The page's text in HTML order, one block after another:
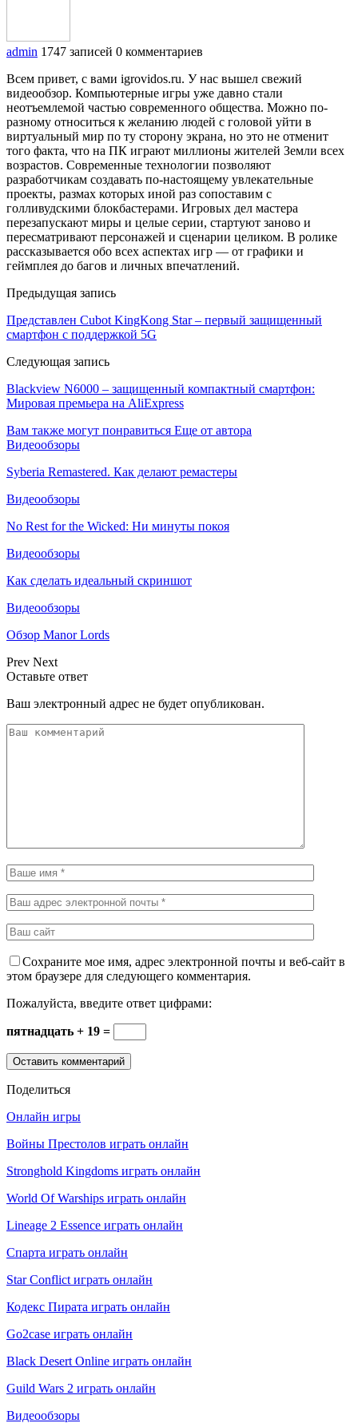
admin 1747 записей 0 комментариев
Всем привет, с вами igrovidos.ru. У нас вышел свежий
видеообзор. Компьютерные игры уже давно стали
неотъемлемой частью современного общества. Можно по-
разному относиться к желанию людей с головой уйти в
виртуальный мир по ту сторону экрана, но это не отменит
того факта, что на ПК играют миллионы жителей Земли всех
возрастов. Современные технологии позволяют
разработчикам создавать по-настоящему увлекательные
проекты, размах которых иной раз сопоставим с
голливудскими блокбастерами. Игровых дел мастера
перезапускают миры и целые серии, стартуют заново и
пересматривают персонажей и сценарии целиком. В ролике
рассказывается обо всех аспектах игр — от графики и
геймплея до багов и личных впечатлений.
Предыдущая запись
Представлен Cubot KingKong Star – первый защищенный
смартфон с поддержкой 5G
Следующая запись
Blackview N6000 – защищенный компактный смартфон:
Мировая премьера на AliExpress
Вам также могут понравиться Еще от автора
Видеообзоры
Syberia Remastered. Как делают ремастеры
Видеообзоры
No Rest for the Wicked: Ни минуты покоя
Видеообзоры
Как сделать идеальный скриншот
Видеообзоры
Обзор Manor Lords
Prev Next
Оставьте ответ
Ваш электронный адрес не будет опубликован.
Сохраните мое имя, адрес электронной почты и веб-сайт в
этом браузере для следующего комментария.
Пожалуйста, введите ответ цифрами:
пятнадцать + 19 =
Поделиться
Онлайн игры
Войны Престолов играть онлайн
Stronghold Kingdoms играть онлайн
World Of Warships играть онлайн
Lineage 2 Essence играть онлайн
Спарта играть онлайн
Star Conflict играть онлайн
Кодекс Пирата играть онлайн
Go2case играть онлайн
Black Desert Online играть онлайн
Guild Wars 2 играть онлайн
Видеообзоры